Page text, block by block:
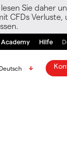
Sie daher
CFDs
Academy Hilfe